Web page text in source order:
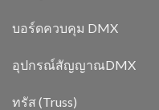
บอร์ดควบคุม DMX
อุปกรณ์สัญญาณDMX
ทรัส (Truss)